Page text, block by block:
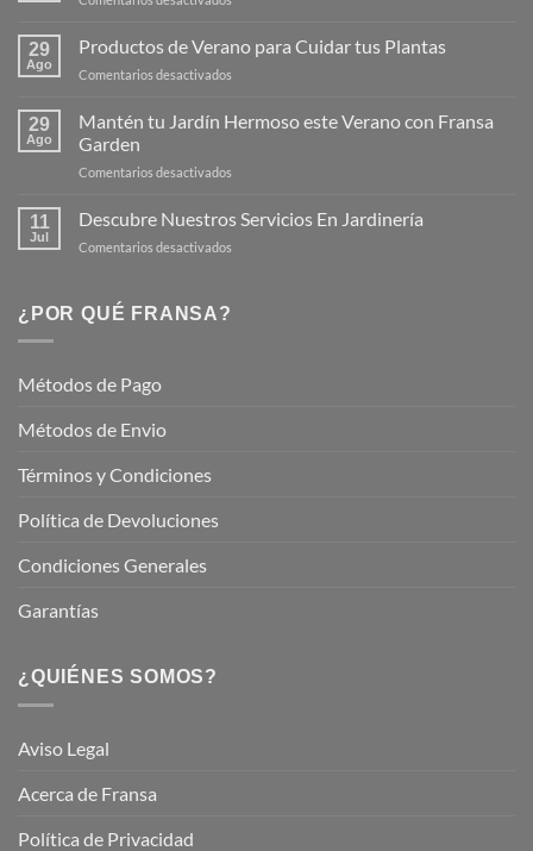
Nueva
de
29
Ago
Productos de Verano para Cuidar tus Plantas
Comentarios desactivados
de
Verano
Plantas
29
Ago
Mantén tu Jardín Hermoso este Verano con Fransa
Garden
Comentarios desactivados
Jardín
11
Jul
Descubre Nuestros Servicios En Jardinería
Comentarios desactivados
¿POR QUÉ FRANSA?
Métodos de Pago
Métodos de Envio
Términos y Condiciones
Política de Devoluciones
Condiciones Generales
Garantías
¿QUIÉNES SOMOS?
Aviso Legal
Acerca de Fransa
Política de Privacidad